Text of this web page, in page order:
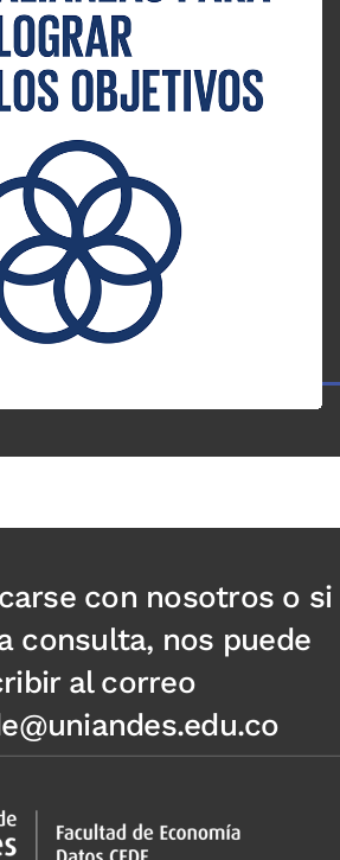
con nosotros o si
consulta, nos puede
al correo